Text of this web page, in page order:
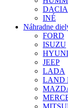
DACIA
INÉ
Náhradne
FORD
ISUZU
JEEP
LADA
LAND